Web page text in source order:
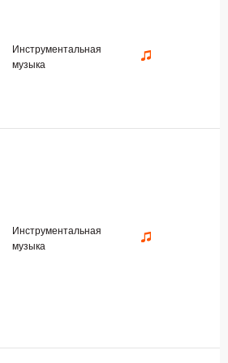
Инструментальная
музыка
Инструментальная
музыка